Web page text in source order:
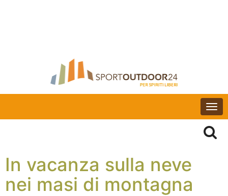
In vacanza sulla neve
nei masi di montagna